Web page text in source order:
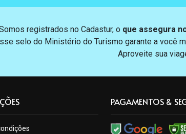
registrados no Cadastur, o que assegura
selo do Ministério do Turismo garante a você
Aproveite sua
PAGAMENTOS &